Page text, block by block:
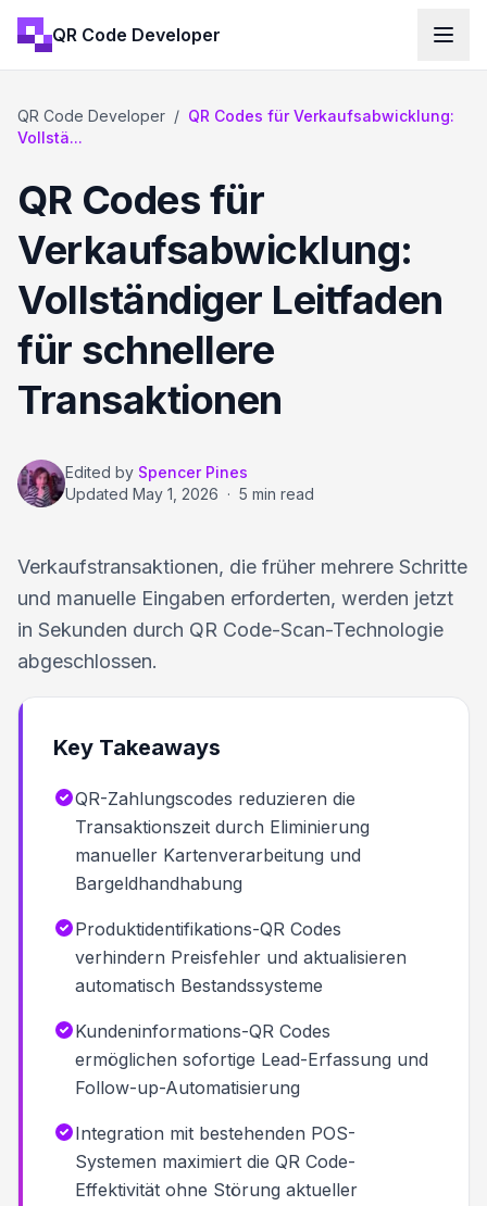
QR Code Developer
QR Code Developer / QR Codes für Verkaufsabwicklung:
Vollstä...
QR Codes für
Verkaufsabwicklung:
Vollständiger Leitfaden
für schnellere
Transaktionen
Edited by Spencer Pines
Updated May 1, 2026 · 5 min read
Verkaufstransaktionen, die früher mehrere Schritte
und manuelle Eingaben erforderten, werden jetzt
in Sekunden durch QR Code-Scan-Technologie
abgeschlossen.
Key Takeaways
QR-Zahlungscodes reduzieren die
Transaktionszeit durch Eliminierung
manueller Kartenverarbeitung und
Bargeldhandhabung
Produktidentifikations-QR Codes
verhindern Preisfehler und aktualisieren
automatisch Bestandssysteme
Kundeninformations-QR Codes
ermöglichen sofortige Lead-Erfassung und
Follow-up-Automatisierung
Integration mit bestehenden POS-
Systemen maximiert die QR Code-
Effektivität ohne Störung aktueller